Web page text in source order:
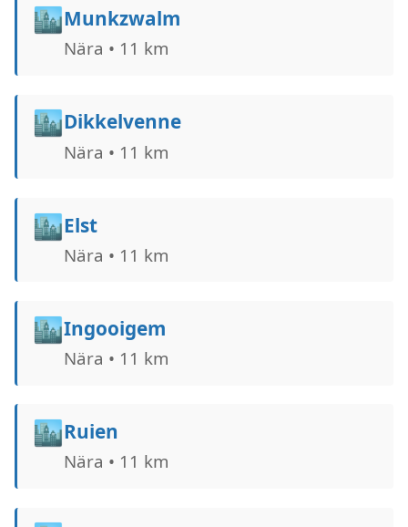
🏙️Munkzwalm
Nära • 11 km
🏙️Dikkelvenne
Nära • 11 km
🏙️Elst
Nära • 11 km
🏙️Ingooigem
Nära • 11 km
🏙️Ruien
Nära • 11 km